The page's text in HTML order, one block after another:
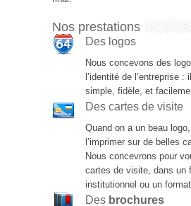
Nos prestations
Des logos
Nous concevons des
l’identité de l’entreprise :
simple, fidèle, et
Des cartes de visite
Quand on a un beau
l’imprimer sur de belles
Nous concevrons pour
cartes de visite, dans un
institutionnel ou un
Des brochures